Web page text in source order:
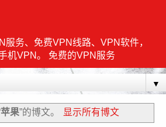
务、免费VPN线路、VPN软件，
机VPN。 免费的VPN服务
▼
苹果”的博文。 显示所有博文